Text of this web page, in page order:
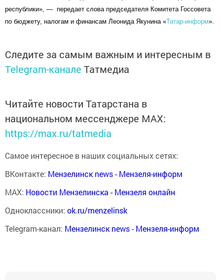
республики», — передает слова председателя Комитета Госсовета
по бюджету, налогам и финансам Леонида Якунина «Татар-информ».
Следите за самым важным и интересным в
Telegram-канале Татмедиа
Читайте новости Татарстана в
национальном мессенджере MАХ:
https://max.ru/tatmedia
Самое интересное в наших социальных сетях:
ВКонтакте: Мензелинск news - Мензеля-информ
MAX: Новости Мензелинска - Мензеля онлайн
Одноклассники: ok.ru/menzelinsk
Telegram-канал: Мензелинск news - Мензеля-информ